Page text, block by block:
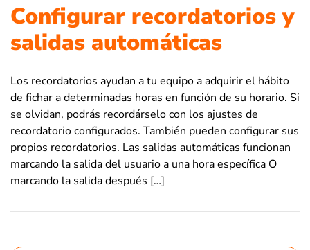
Configurar recordatorios y
salidas automáticas
Los recordatorios ayudan a tu equipo a adquirir el hábito
de fichar a determinadas horas en función de su horario. Si
se olvidan, podrás recordárselo con los ajustes de
recordatorio configurados. También pueden configurar sus
propios recordatorios. Las salidas automáticas funcionan
marcando la salida del usuario a una hora específica O
marcando la salida después […]